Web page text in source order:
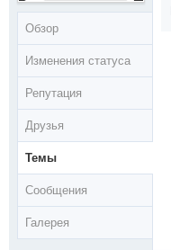
Обзор
Изменения статуса
Репутация
Друзья
Темы
Сообщения
Галерея